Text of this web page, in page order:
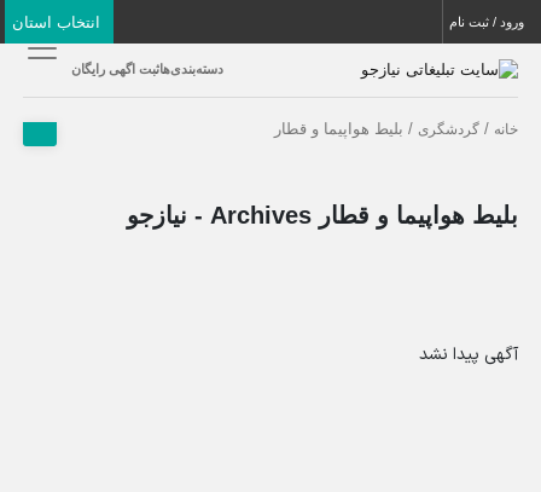
انتخاب استان ورود / ثبت نام
دسته‌بندی‌هاثبت اگهی رایگان
خانه /گردشگری / بلیط هواپیما و قطار
بلیط هواپیما و قطار Archives - نیازجو
آگهی پیدا نشد